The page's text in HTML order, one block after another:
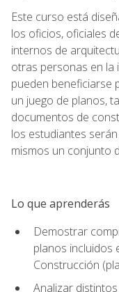
Este curso está
los oficios, oficiales
internos de
otras personas en la
pueden beneficiarse
un juego de planos,
documentos de
los estudiantes
mismos un conjunto
Lo que aprenderás
Demostrar
planos incluidos
Construcción
Analizar